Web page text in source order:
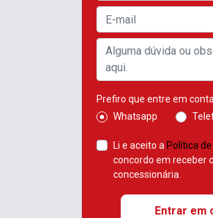
Prefiro que entre em
Whatsapp
Li e aceito a Política
concordo em receber
concessionária.
Entrar em